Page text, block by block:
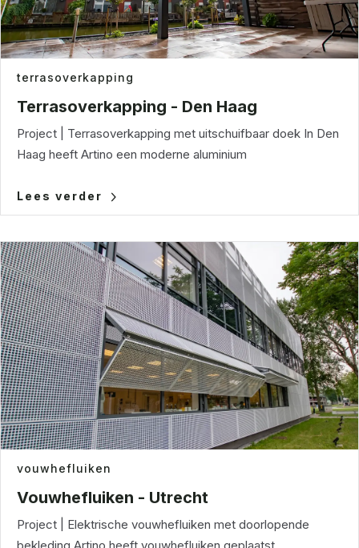
terrasoverkapping
Terrasoverkapping - Den Haag
Project | Terrasoverkapping met uitschuifbaar doek In Den
Haag heeft Artino een moderne aluminium
Lees verder
vouwhefluiken
Vouwhefluiken - Utrecht
Project | Elektrische vouwhefluiken met doorlopende